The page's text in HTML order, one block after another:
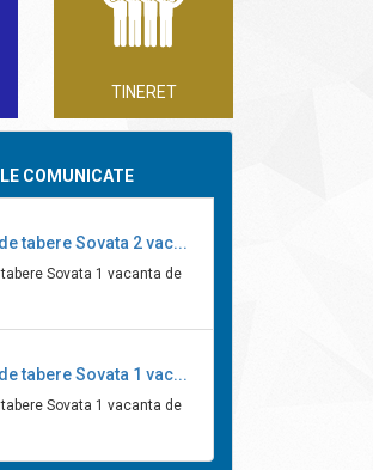
TINERET
COMUNICATE
tabere Sovata 2 vac...
Sovata 1 vacanta de
tabere Sovata 1 vac...
Sovata 1 vacanta de